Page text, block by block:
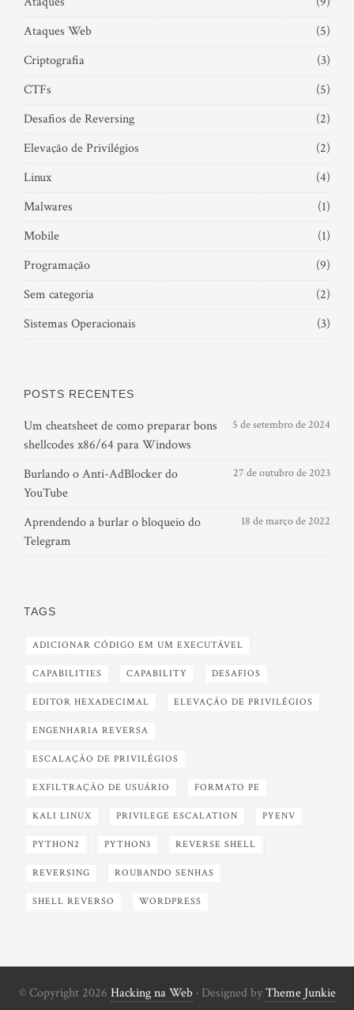
Ataques Web
(5)
Criptografia
(3)
CTFs
(5)
Desafios de Reversing
(2)
Elevação de Privilégios
(2)
Linux
(4)
Malwares
(1)
Mobile
(1)
Programação
(9)
Sem categoria
(2)
Sistemas Operacionais
(3)
POSTS RECENTES
Um cheatsheet de como preparar bons
shellcodes x86/64 para Windows
5 de setembro de 2024
Burlando o Anti-AdBlocker do
YouTube
27 de outubro de 2023
Aprendendo a burlar o bloqueio do
Telegram
18 de março de 2022
TAGS
ADICIONAR CÓDIGO EM UM EXECUTÁVEL
CAPABILITIES CAPABILITY DESAFIOS
EDITOR HEXADECIMAL ELEVAÇÃO DE PRIVILÉGIOS
ENGENHARIA REVERSA
ESCALAÇÃO DE PRIVILÉGIOS
EXFILTRAÇÃO DE USUÁRIO FORMATO PE
KALI LINUX PRIVILEGE ESCALATION PYENV
PYTHON2 PYTHON3 REVERSE SHELL
REVERSING ROUBANDO SENHAS
SHELL REVERSO WORDPRESS
© Copyright 2026 Hacking na Web· Designed byTheme Junkie